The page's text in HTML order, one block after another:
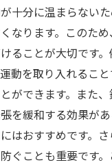
十分に温まらない
なります。このた
ることが大切です
動を取り入れるこ
ができます。また
を緩和する効果が
はおすすめです。
ぐことも重要です